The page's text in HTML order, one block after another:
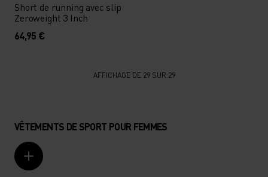
Short de running avec slip
Zeroweight 3 Inch
64,95 €
AFFICHAGE DE 29 SUR 29
VÊTEMENTS DE SPORT POUR FEMMES